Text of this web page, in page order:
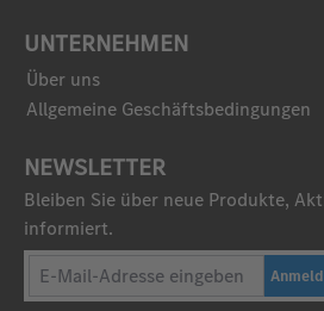
UNTERNEHMEN
Über uns
Allgemeine Geschäftsbedingungen
NEWSLETTER
Bleiben Sie über neue Produkte,
informiert.